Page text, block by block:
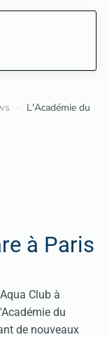
L'Académie du
à Paris
Club à
du
de nouveaux